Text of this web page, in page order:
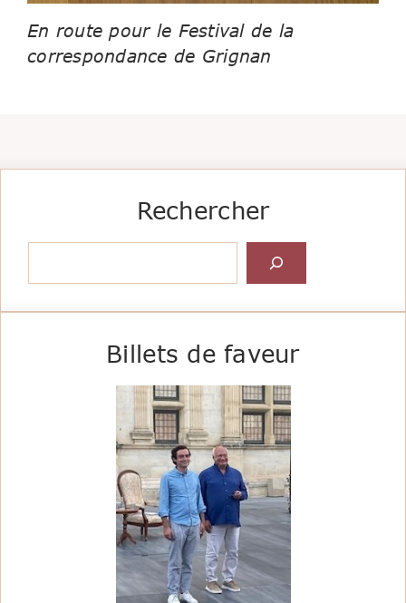
En route pour le Festival de la
correspondance de Grignan
Rechercher
Billets de faveur